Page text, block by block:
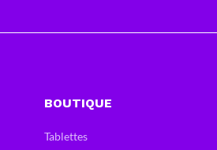
BOUTIQUE
Tablettes